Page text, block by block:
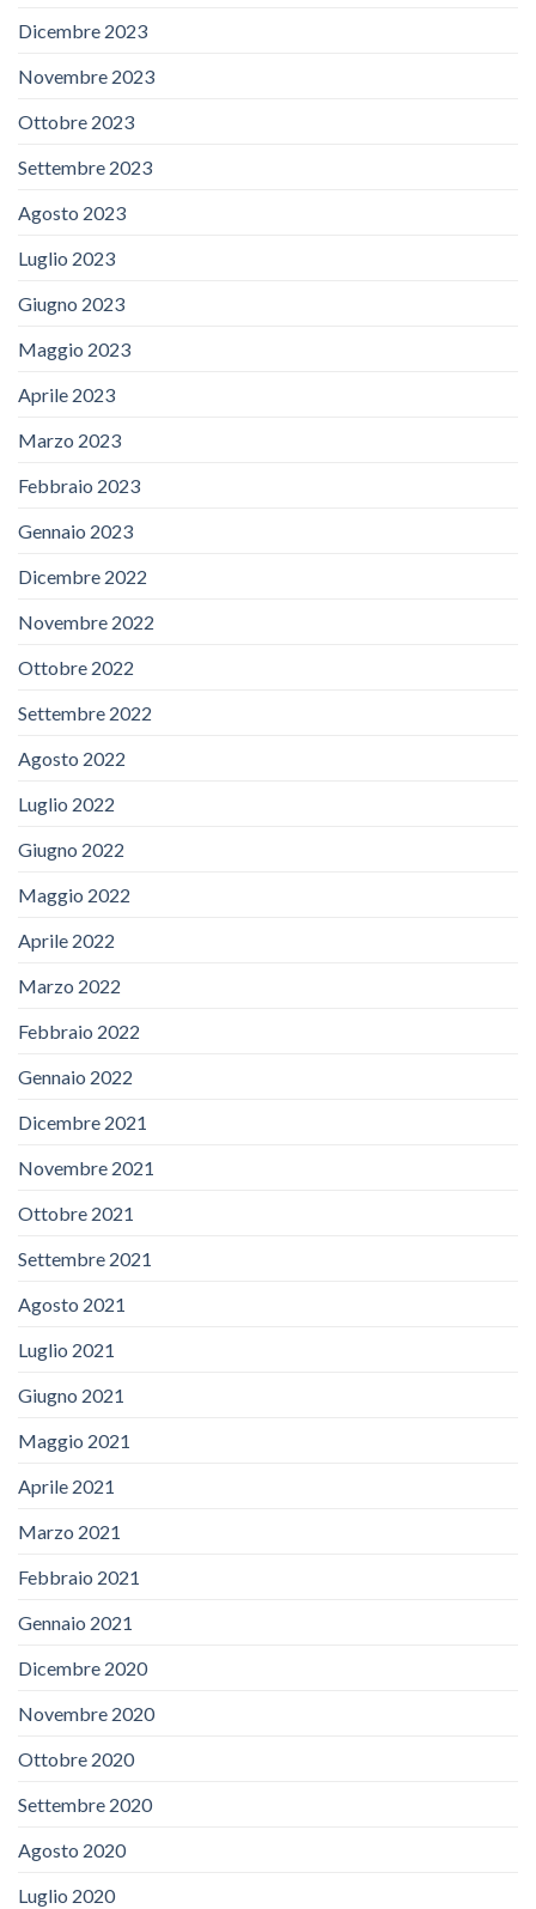
Dicembre 2023
Novembre 2023
Ottobre 2023
Settembre 2023
Agosto 2023
Luglio 2023
Giugno 2023
Maggio 2023
Aprile 2023
Marzo 2023
Febbraio 2023
Gennaio 2023
Dicembre 2022
Novembre 2022
Ottobre 2022
Settembre 2022
Agosto 2022
Luglio 2022
Giugno 2022
Maggio 2022
Aprile 2022
Marzo 2022
Febbraio 2022
Gennaio 2022
Dicembre 2021
Novembre 2021
Ottobre 2021
Settembre 2021
Agosto 2021
Luglio 2021
Giugno 2021
Maggio 2021
Aprile 2021
Marzo 2021
Febbraio 2021
Gennaio 2021
Dicembre 2020
Novembre 2020
Ottobre 2020
Settembre 2020
Agosto 2020
Luglio 2020